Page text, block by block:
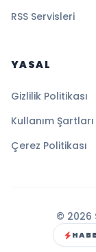
RSS Servisleri
YASAL
Gizlilik Politikası
Kullanım Şartları
Çerez Politikası
© 2026